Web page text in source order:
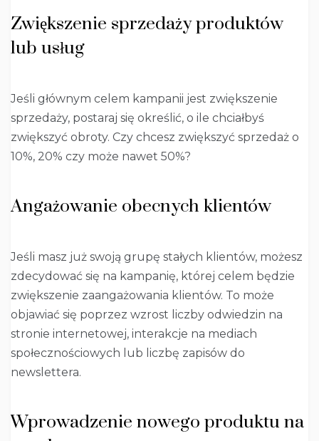
Zwiększenie sprzedaży produktów
lub usług
Jeśli głównym celem kampanii jest zwiększenie
sprzedaży, postaraj się określić, o ile chciałbyś
zwiększyć obroty. Czy chcesz zwiększyć sprzedaż o
10%, 20% czy może nawet 50%?
Angażowanie obecnych klientów
Jeśli masz już swoją grupę stałych klientów, możesz
zdecydować się na kampanię, której celem będzie
zwiększenie zaangażowania klientów. To może
objawiać się poprzez wzrost liczby odwiedzin na
stronie internetowej, interakcje na mediach
społecznościowych lub liczbę zapisów do
newslettera.
Wprowadzenie nowego produktu na